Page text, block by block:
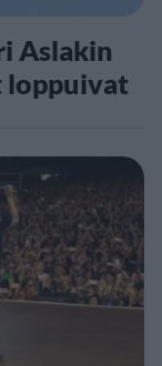
Aslakin
loppuivat